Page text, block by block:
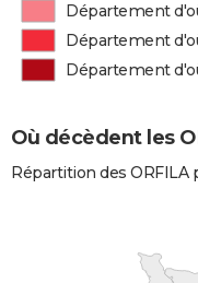
Département
Département
Département
Où décèdent les
Répartition des